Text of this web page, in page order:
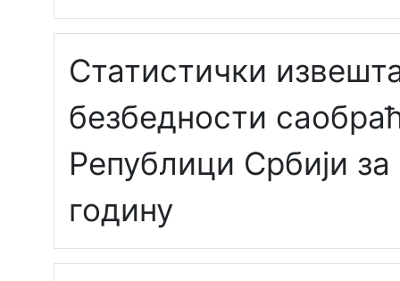
Статистички
безбедности
Републици Србији
годину